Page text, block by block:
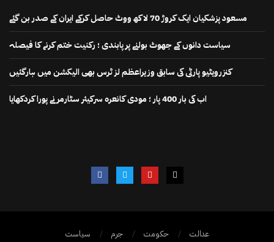
مسعود پزشکیان ایک کروڑ 70 لاکھ ووٹ حاصل کرکے ایران کے صدر بن گئے
سیاست دانوں کے جھوٹ بولنے پر پابندی ؛ رکنیت ختم کرنے کا فیصلہ
کنزرویٹیو پارٹی کی سابق وزیراعظم لز ٹرس بھی الیکشن میں ہارگئیں
اب کی بار 400 پار ؛ مودی کانعرہ سرکیئر سٹارمر نے پورا کردکھایا
سیاست جرم حکومت عدالت